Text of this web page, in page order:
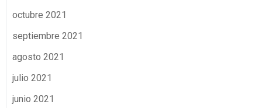
octubre 2021
septiembre 2021
agosto 2021
julio 2021
junio 2021